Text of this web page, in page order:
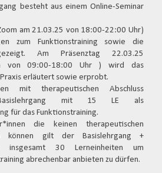
besteht aus einem Online-Seminar
am 21.03.25 von 18:00-22:00 Uhr)
zum Funktionstraining sowie die
Am Präsenztag 22.03.25
von 09:00-18:00 Uhr ) wird das
erläutert sowie erprobt.
mit therapeutischen Abschluss
mit 15 LE als
für das Funktionstraining.
die keinen therapeutischen
können gilt der Basislehrgang +
insgesamt 30 Lerneinheiten um
abrechenbar anbieten zu dürfen.